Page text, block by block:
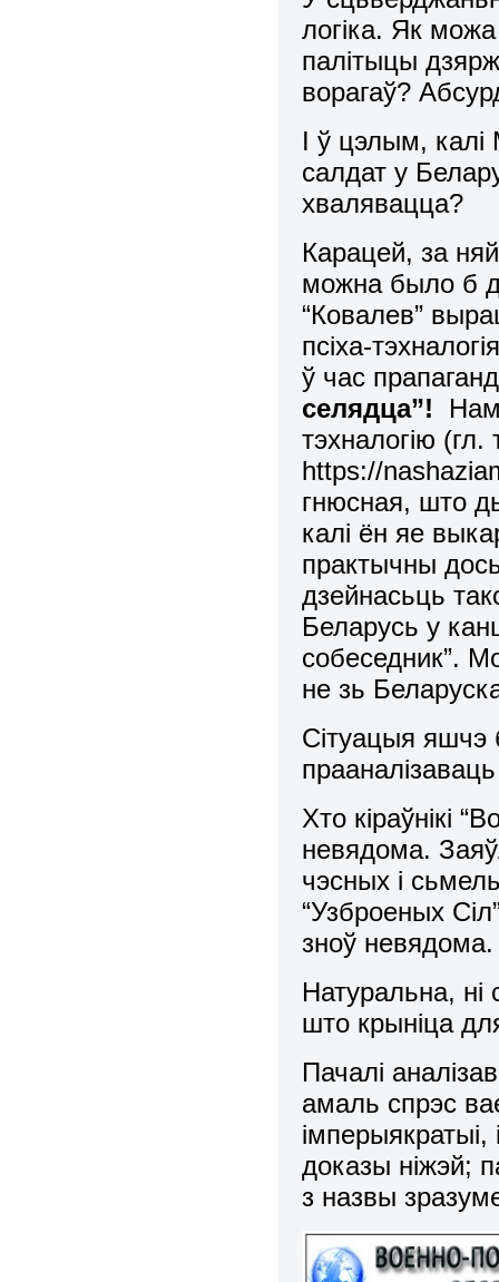
логіка. Як
палітыцы
ворагаў?
І ў цэлым, калі
салдат у
хвалявацца?
Карацей, за
можна было б
“Ковалев”
псіха-
ў час
селядца”!
тэхналогію (гл.
https://
гнюсная, што
калі ён яе
практычны
дзейнасьць
Беларусь у
собеседник”.
не зь
Сітуацыя яшчэ
Хто кіраўнікі
невядома.
чэсных і
“Узброеных
зноў невядома.
Натуральна,
што крыніца
Пачалі
амаль спрэс
імперыякратыі,
доказы ніжэй;
з назвы